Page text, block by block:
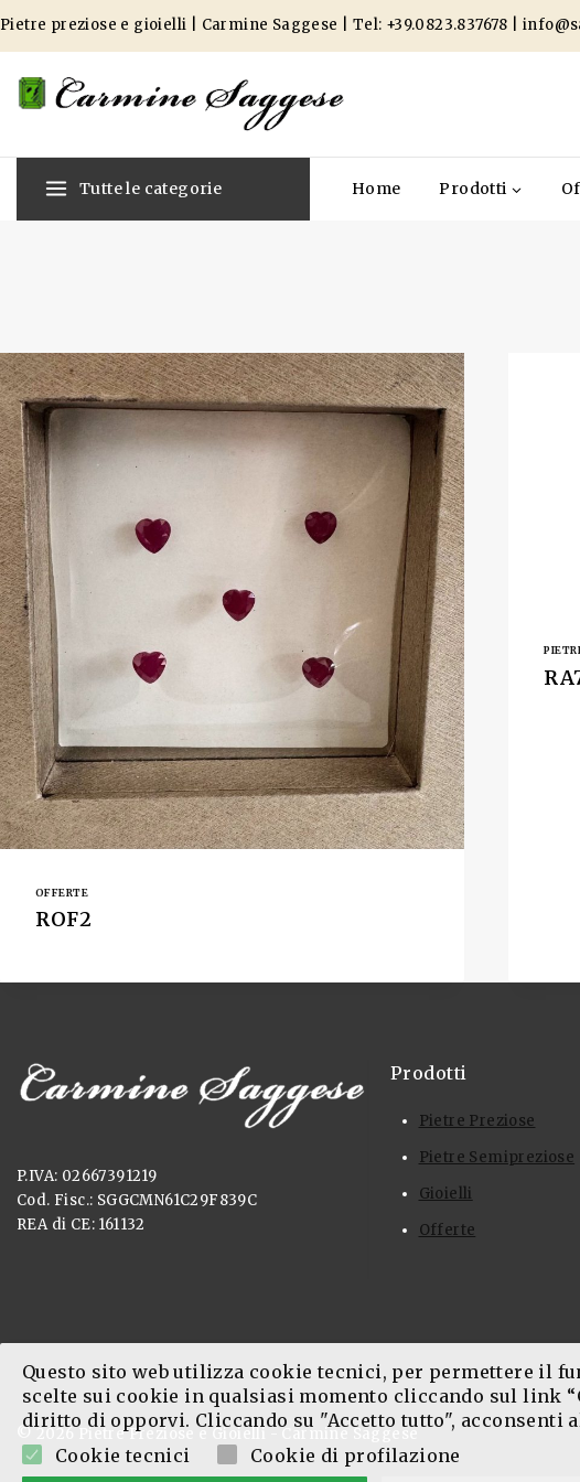
Pietre preziose e gioielli | Carmine Saggese | Tel: +39.0823.837678 |
Tutte le categorie Home Prodotti
OFFERTE
ROF2
P.IVA: 02667391219
Cod. Fisc.: SGGCMN61C29F839C
REA di CE: 161132
Prodotti
Pietre Preziose
Pietre Semipreziose
Gioielli
Offerte
© 2026 Pietre Preziose e Gioielli - Carmine Saggese
Questo sito web utilizza cookie tecnici, per permettere il
scelte sui cookie in qualsiasi momento cliccando sul link
diritto di opporvi. Cliccando su "Accetto tutto", acconsenti
Cookie tecnici
Cookie di profilazione